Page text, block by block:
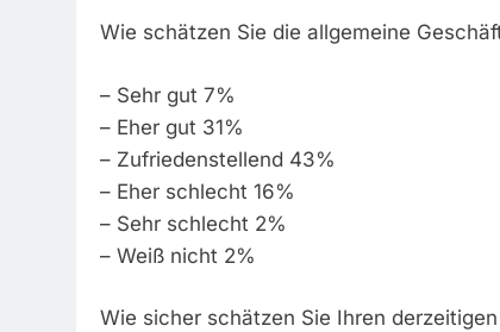
Wie schätzen Sie die allgemeine
– Sehr gut 7%
– Eher gut 31%
– Zufriedenstellend 43%
– Eher schlecht 16%
– Sehr schlecht 2%
– Weiß nicht 2%
Wie sicher schätzen Sie Ihren